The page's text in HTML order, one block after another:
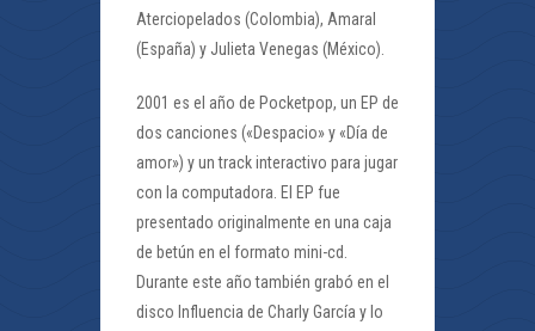
Aterciopelados (Colombia), Amaral
(España) y Julieta Venegas (México).
2001 es el año de Pocketpop, un EP de
dos canciones («Despacio» y «Día de
amor») y un track interactivo para jugar
con la computadora. El EP fue
presentado originalmente en una caja
de betún en el formato mini-cd.
Durante este año también grabó en el
disco Influencia de Charly García y lo